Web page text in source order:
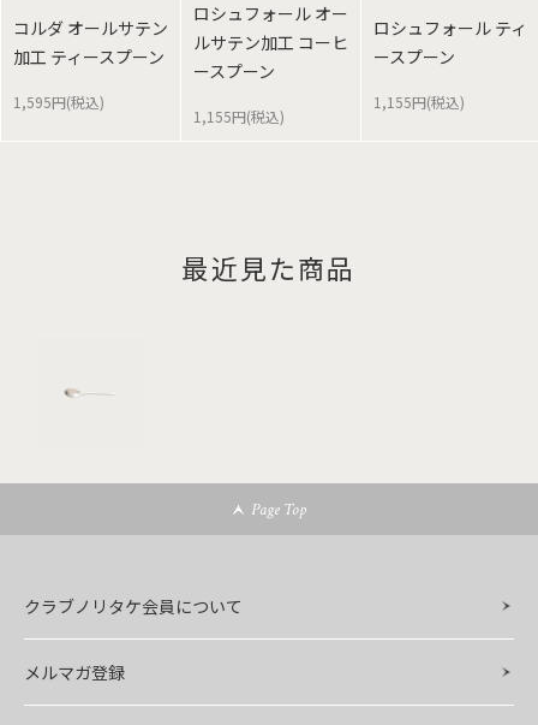
コルダ オールサテン
加工 ティースプーン
1,595円(税込)
ロシュフォール オー
ルサテン加工 コーヒ
ースプーン
1,155円(税込)
ロシュフォール ティ
ースプーン
1,155円(税込)
最近見た商品
Page Top
クラブノリタケ会員について
メルマガ登録